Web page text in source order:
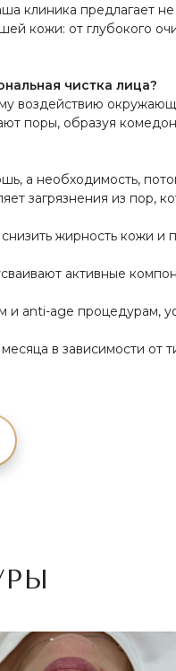
клиника предлагает
кожи: от глубокого
чистка лица?
воздействию
поры, образуя
а необходимость,
загрязнения из пор,
жирность кожи и
активные
anti-age процедурам,
в зависимости от